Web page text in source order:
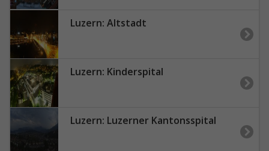
Luzern: Altstadt
Luzern: Kinderspital
Luzern: Luzerner Kantonsspital